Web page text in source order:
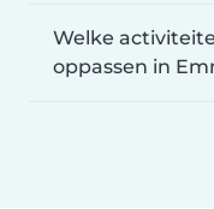
Welke
oppassen in